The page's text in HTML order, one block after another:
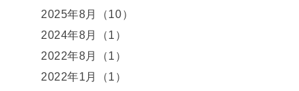
2025年8月（10）
2024年8月（1）
2022年8月（1）
2022年1月（1）